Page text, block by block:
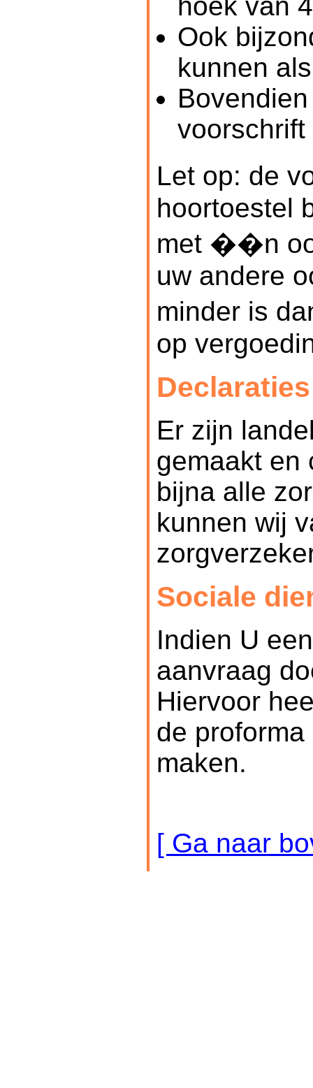
hoek van
Ook
kunnen
voorschrift
Let op: de
hoortoestel
met ��n
uw andere
minder is
op
Declaraties
Er zijn
gemaakt en
bijna alle
kunnen wij
Sociale
Indien U
aanvraag
Hiervoor
de
maken.
[ Ga naar